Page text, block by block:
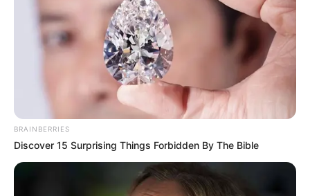
BRAINBERRIES
Discover 15 Surprising Things Forbidden By The Bible